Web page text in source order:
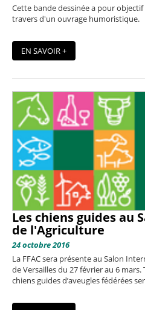
Cette bande dessinée a pour
travers d'un ouvrage humoristique.
EN SAVOIR +
Les chiens guides au
de l'Agriculture
24 octobre 2016
La FFAC sera présente au Salon
de Versailles du 27 février au 6
chiens guides d’aveugles fédérées